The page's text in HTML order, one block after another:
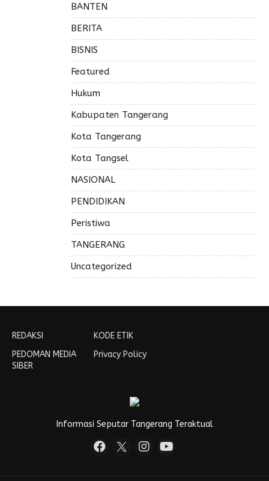
BANTEN
BERITA
BISNIS
Featured
Hukum
Kabupaten Tangerang
Kota Tangerang
Kota Tangsel
NASIONAL
PENDIDIKAN
Peristiwa
TANGERANG
Uncategorized
REDAKSI
PEDOMAN MEDIA
SIBER
KODE ETIK
Privacy Policy
Informasi Seputar Tangerang Teraktual